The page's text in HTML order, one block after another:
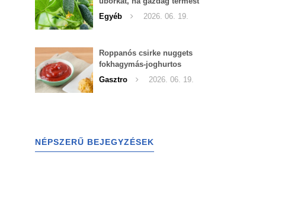
szeretnél begyűjteni
Egyéb 2026. 06. 19.
Roppanós csirke nuggets
fokhagymás-joghurtos
szósszal
Gasztro 2026. 06. 19.
NÉPSZERŰ BEJEGYZÉSEK